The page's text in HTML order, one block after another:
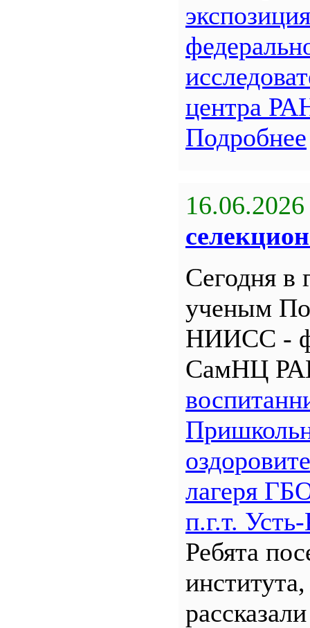
центра
Подробнее
16.06.2026
Сегодня в
ученым
НИИСС -
СамНЦ
лагеря
п.г.т.
Ребята